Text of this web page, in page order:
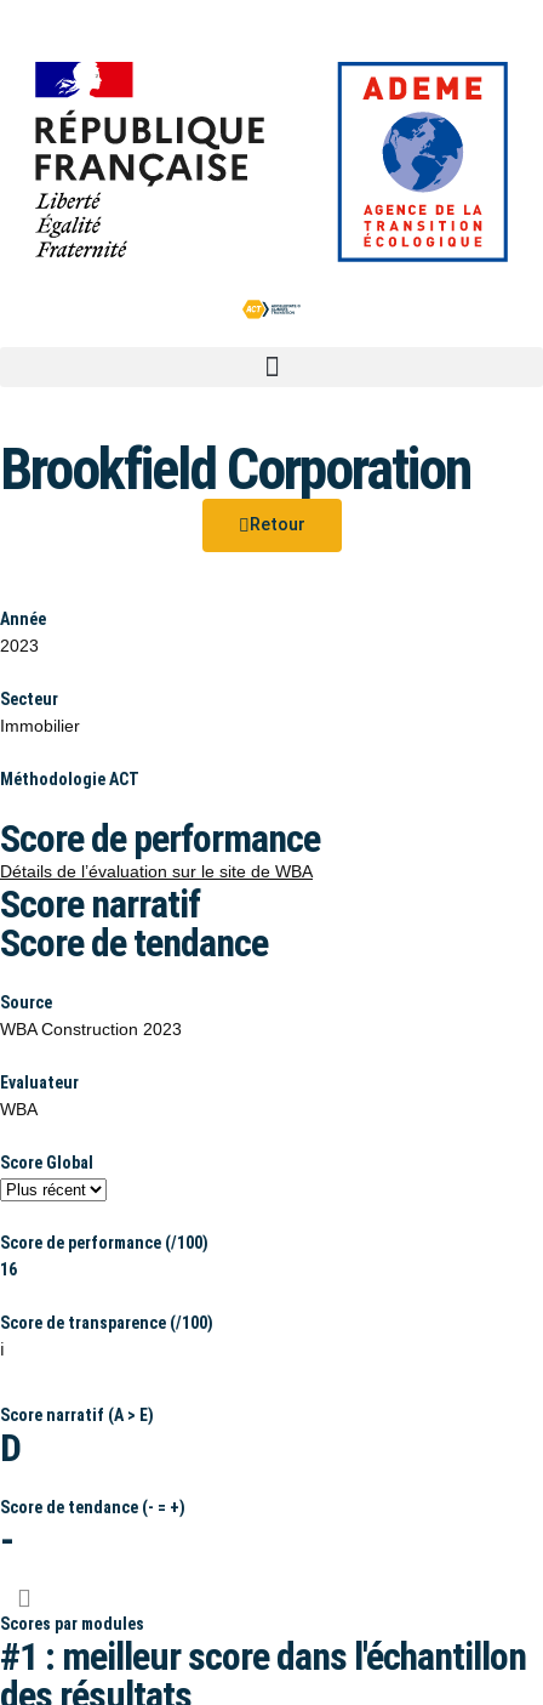
Brookfield Corporation
Retour
Année
2023
Secteur
Immobilier
Méthodologie ACT
Score de performance
Détails de l’évaluation sur le site de WBA
Score narratif
Score de tendance
Source
WBA Construction 2023
Evaluateur
WBA
Score Global
Score de performance (/100)
16
Score de transparence (/100)
ℹ️
Score narratif (A > E)
D
Score de tendance (- = +)
-
Scores par modules
#1 : meilleur score dans l'échantillon
des résultats